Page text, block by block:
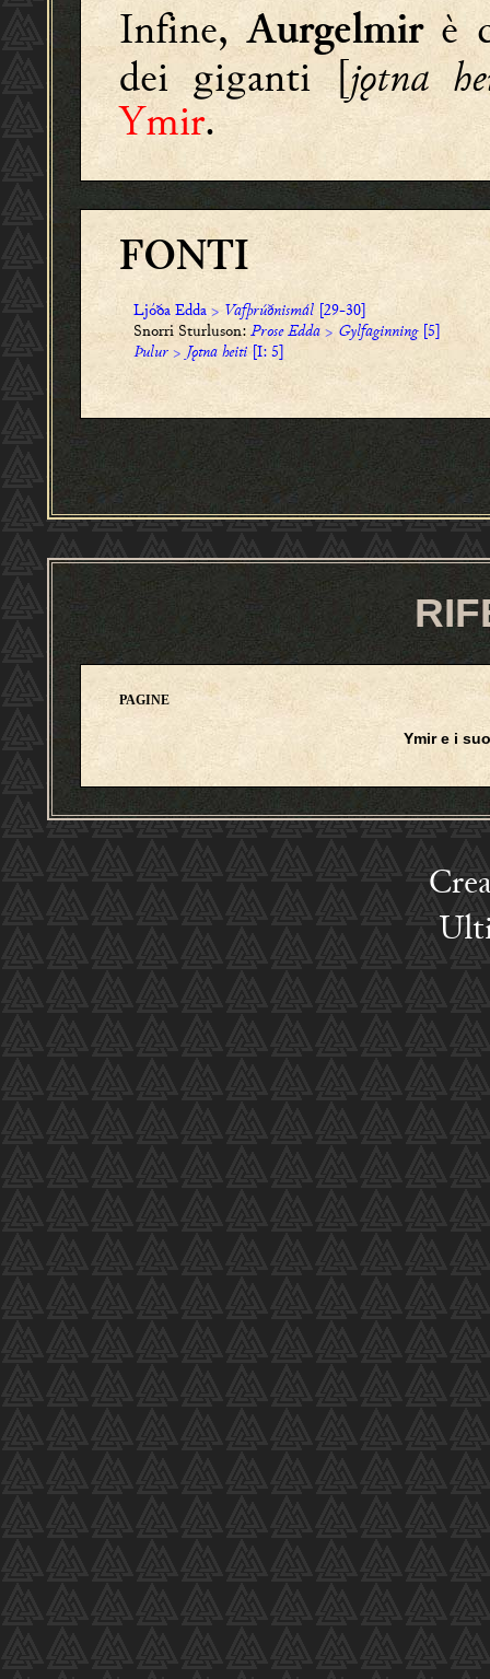
Infine,Aurgelmirè
dei giganti [jǫtna
Ymir.
FONTI
Ljóða Edda >Vafþrúðnismál [29-30]
Snorri Sturluson: Prose Edda > Gylfaginning [5]
Þulur > Jǫtna heiti [I: 5]
PAGINE
Ymir e i